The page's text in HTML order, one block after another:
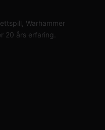
Warhammer
20 års erfaring.